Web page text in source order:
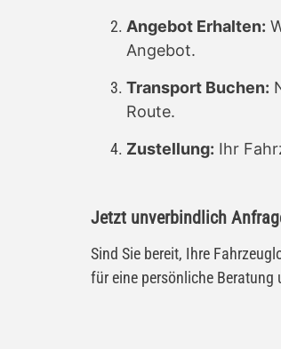
Angebot Erhalten:
Angebot.
Transport Buchen:
Route.
Zustellung: Ihr
Jetzt unverbindlich
Sind Sie bereit, Ihre
für eine persönliche